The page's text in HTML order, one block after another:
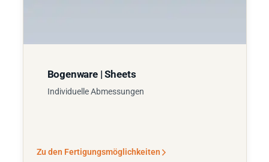
Bogenware | Sheets
Individuelle Abmessungen
Zu den Fertigungsmöglichkeiten